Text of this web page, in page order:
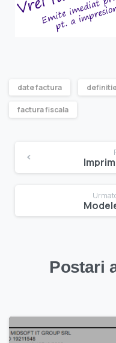
date factura
factura fiscala
în
Postari